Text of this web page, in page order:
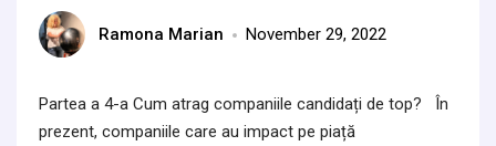
Ramona Marian November 29, 2022
Partea a 4-a Cum atrag companiile candidați de top? În
prezent, companiile care au impact pe piață